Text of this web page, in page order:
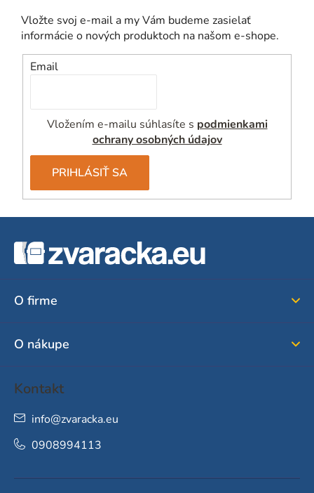
Vložte svoj e-mail a my Vám budeme zasielať
informácie o nových produktoch na našom e-shope.
Email
Vložením e-mailu súhlasíte s podmienkami
ochrany osobných údajov
PRIHLÁSIŤ SA
O firme
O nákupe
Kontakt
info@zvaracka.eu
0908994113